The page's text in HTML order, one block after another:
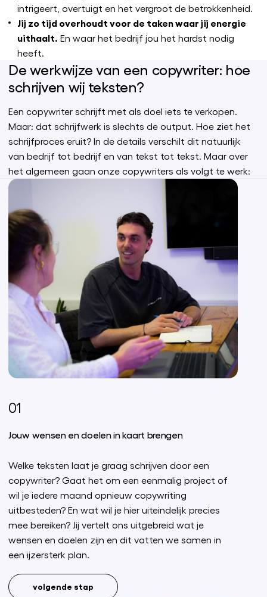
intrigeert, overtuigt en het vergroot de betrokkenheid.
Jij zo tijd overhoudt voor de taken waar jij energie
uithaalt. En waar het bedrijf jou het hardst nodig
heeft.
De werkwijze van een copywriter: hoe
schrijven wij teksten?
Een copywriter schrijft met als doel iets te verkopen.
Maar: dat schrijfwerk is slechts de output. Hoe ziet het
schrijfproces eruit? In de details verschilt dit natuurlijk
van bedrijf tot bedrijf en van tekst tot tekst. Maar over
het algemeen gaan onze copywriters als volgt te werk:
01
Jouw wensen en doelen in kaart brengen
Welke teksten laat je graag schrijven door een
copywriter? Gaat het om een eenmalig project of
wil je iedere maand opnieuw copywriting
uitbesteden? En wat wil je hier uiteindelijk precies
mee bereiken? Jij vertelt ons uitgebreid wat je
wensen en doelen zijn en dit vatten we samen in
een ijzersterk plan.
volgende stap